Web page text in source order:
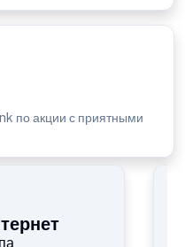
по акции с приятными